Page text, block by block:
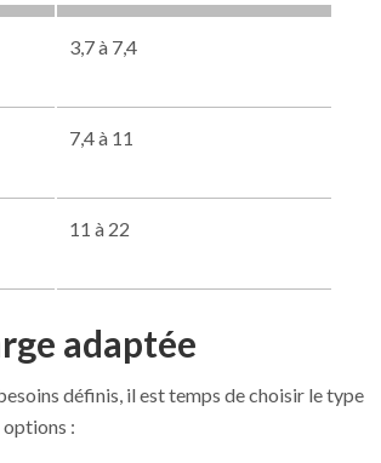
3,7 à 7,4
7,4 à 11
11 à 22
adaptée
définis, il est temps de choisir le type
: